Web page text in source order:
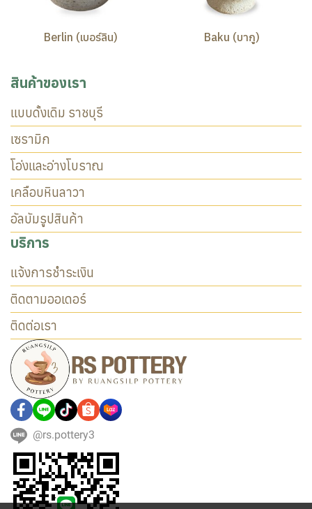
Berlin (เบอร์ลิน) Baku (บากู)
สินค้าของเรา
แบบดั้งเดิม ราชบุรี
เซรามิก
โอ่งและอ่างโบราณ
เคลือบหินลาวา
อัลบัมรูปสินค้า
บริการ
แจ้งการชำระเงิน
ติดตามออเดอร์
ติดต่อเรา
@rs.pottery3